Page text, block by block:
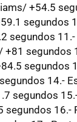
+54.5
segundos
segundos 11.-
segundos
segundos
14.-
segundos
segundos 16.-